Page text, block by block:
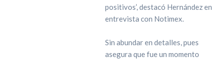
positivos’, destacó Hernández en
entrevista con Notimex.
Sin abundar en detalles, pues
asegura que fue un momento